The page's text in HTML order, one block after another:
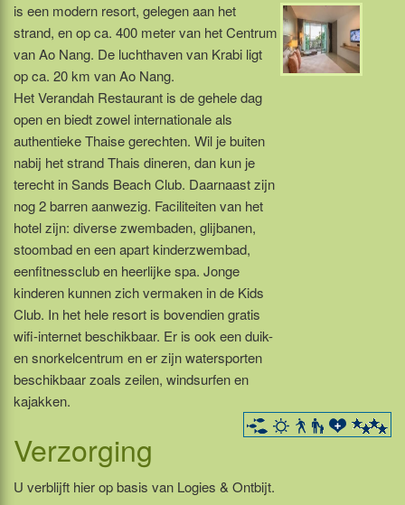
is een modern resort, gelegen aan het
strand, en op ca. 400 meter van het Centrum
van Ao Nang. De luchthaven van Krabi ligt
op ca. 20 km van Ao Nang.
Het Verandah Restaurant is de gehele dag
open en biedt zowel internationale als
authentieke Thaise gerechten. Wil je buiten
nabij het strand Thais dineren, dan kun je
terecht in Sands Beach Club. Daarnaast zijn
nog 2 barren aanwezig. Faciliteiten van het
hotel zijn: diverse zwembaden, glijbanen,
stoombad en een apart kinderzwembad,
eenfitnessclub en heerlijke spa. Jonge
kinderen kunnen zich vermaken in de Kids
Club. In het hele resort is bovendien gratis
wifi-internet beschikbaar. Er is ook een duik-
en snorkelcentrum en er zijn watersporten
beschikbaar zoals zeilen, windsurfen en
kajakken.
Verzorging
U verblijft hier op basis van Logies & Ontbijt.